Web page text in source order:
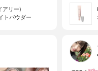
アリー)
トパウダー